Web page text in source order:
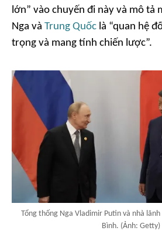
lớn” vào chuyến đi này và mô tả
Nga và Trung Quốc là “quan hệ
trọng và mang tính chiến lược”.
Tổng thống Nga Vladimir Putin và nhà lãnh
Bình. (Ảnh: Getty)